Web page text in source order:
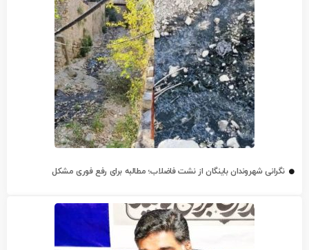
نگرانی شهروندان باینگان از نشت فاضلاب؛ مطالبه برای رفع فوری مشکل